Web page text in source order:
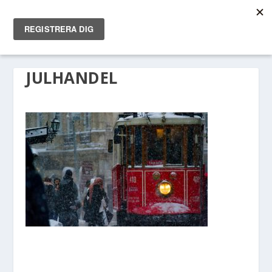
JULHANDEL